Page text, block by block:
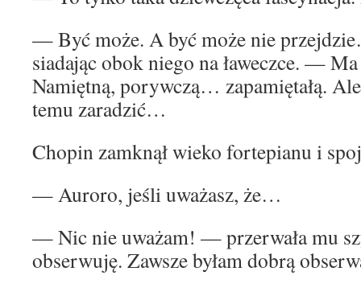
— Być może. A być może nie
siadając obok niego na ławeczce. —
Namiętną, porywczą… zapamiętałą.
temu zaradzić…
Chopin zamknął wieko fortepianu i
— Auroro, jeśli uważasz, że…
— Nic nie uważam! — przerwała mu
obserwuję. Zawsze byłam dobrą